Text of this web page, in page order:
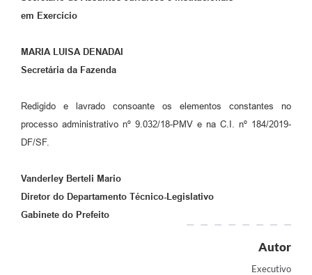
em Exercício
MARIA LUISA DENADAI
Secretária da Fazenda
Redigido e lavrado consoante os elementos constantes no
processo administrativo nº 9.032/18-PMV e na C.I. nº 184/2019-
DF/SF.
Vanderley Berteli Mario
Diretor do Departamento Técnico-Legislativo
Gabinete do Prefeito
Autor
Executivo